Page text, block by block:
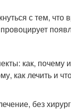
с тем, что
как, почему
как лечить и
без